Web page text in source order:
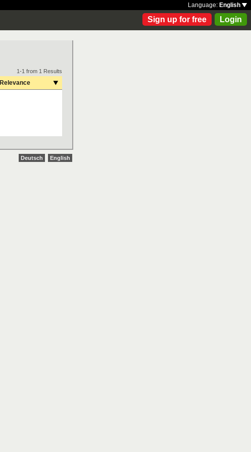
Language: English
Sign up for free Login
1-1 from 1 Results
Relevance
Deutsch English